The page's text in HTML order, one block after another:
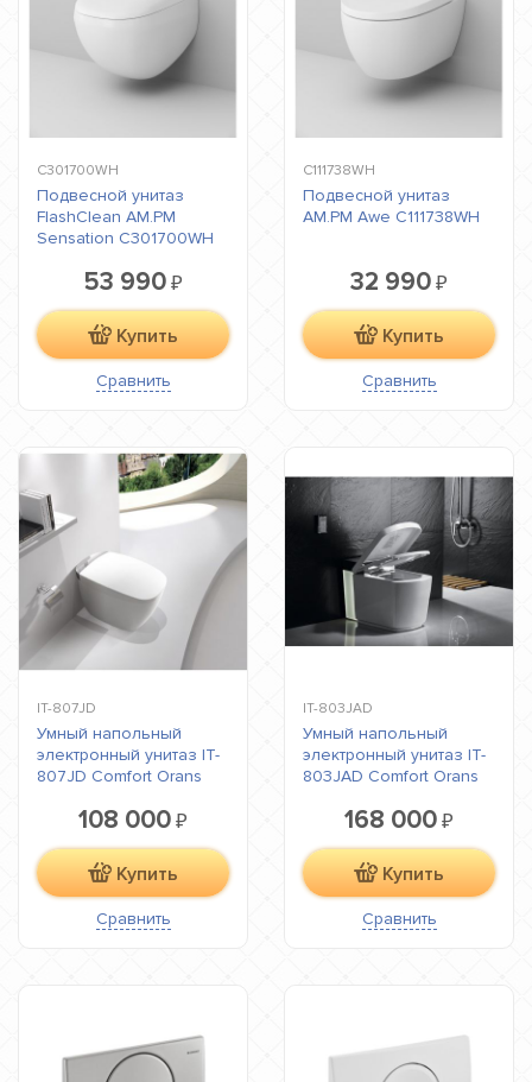
C301700WH
Подвесной унитаз
FlashClean AM.PM
Sensation C301700WH
53 990₽
Купить
Сравнить
C111738WH
Подвесной унитаз
AM.PM Awe C111738WH
32 990 ₽
Купить
Сравнить
IT-807JD
Умный напольный
электронный унитаз IT-
807JD Comfort Orans
108 000 ₽
Купить
Сравнить
IT-803JAD
Умный напольный
электронный унитаз IT-
803JAD Comfort Orans
168 000 ₽
Купить
Сравнить